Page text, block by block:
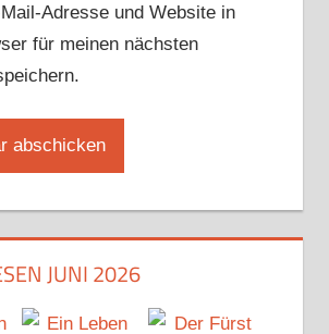
Adresse und Website in
für meinen nächsten
JUNI 2026